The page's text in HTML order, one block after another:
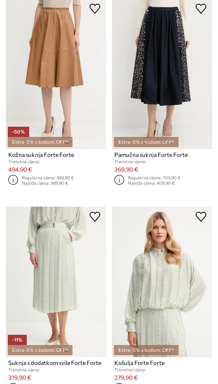
-50%
Extra -5% s kodom: OFF*
Kožna suknja Forte Forte
Trenutna cijena:
494,90 €
Regularna cijena:989,90 €
Najniža cijena:989,90 €
Extra -5% s kodom: OFF*
Pamučna suknja Forte Forte
Trenutna cijena:
369,90 €
Regularna cijena:709,90 €
Najniža cijena:409,90 €
-11%
Extra -5% s kodom: OFF*
Suknja s dodatkom svile Forte Forte
Trenutna cijena:
319,90 €
Extra -5% s kodom: OFF*
Košulja Forte Forte
Trenutna cijena:
279,90 €